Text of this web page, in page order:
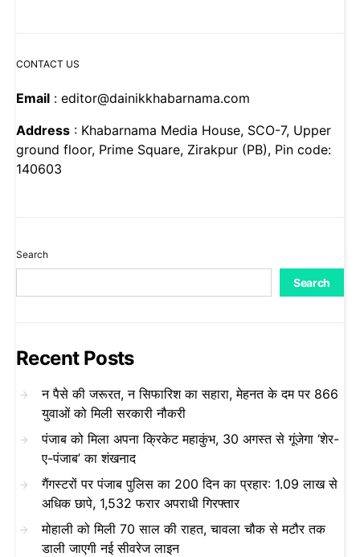
CONTACT US
Email : editor@dainikkhabarnama.com
Address : Khabarnama Media House, SCO-7, Upper
ground floor, Prime Square, Zirakpur (PB), Pin code:
140603
Search
Search
Recent Posts
न पैसे की जरूरत, न सिफारिश का सहारा, मेहनत के दम पर 866
युवाओं को मिली सरकारी नौकरी
पंजाब को मिला अपना क्रिकेट महाकुंभ, 30 अगस्त से गूंजेगा ‘शेर-
ए-पंजाब’ का शंखनाद
गैंगस्टरों पर पंजाब पुलिस का 200 दिन का प्रहार: 1.09 लाख से
अधिक छापे, 1,532 फरार अपराधी गिरफ्तार
मोहाली को मिली 70 साल की राहत, चावला चौक से मटौर तक
डाली जाएगी नई सीवरेज लाइन